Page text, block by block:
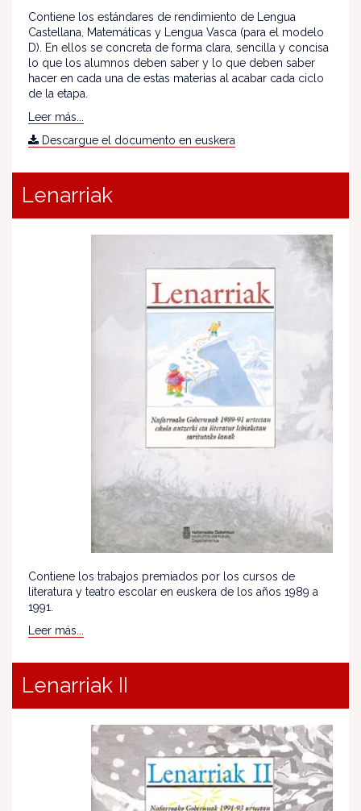
Contiene los estándares de rendimiento de Lengua
Castellana, Matemáticas y Lengua Vasca (para el modelo
D). En ellos se concreta de forma clara, sencilla y concisa
lo que los alumnos deben saber y lo que deben saber
hacer en cada una de estas materias al acabar cada ciclo
de la etapa.
Leer más...
Descargue el documento en euskera
Lenarriak
Contiene los trabajos premiados por los cursos de
literatura y teatro escolar en euskera de los años 1989 a
1991.
Leer más...
Lenarriak II